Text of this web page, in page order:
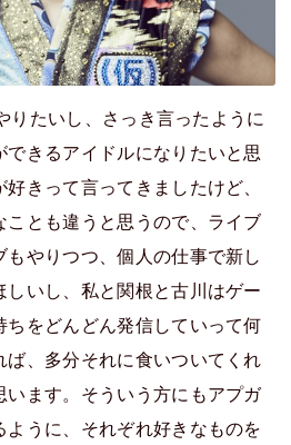
りたいし、さっき言ったように
きるアイドルになりたいと思
きって言ってきましたけど、
ことも違うと思うので、ライブ
やりつつ、個人の仕事で新し
しいし、私と関根と古川はゲー
をどんどん発信していって何
、多分それに食いついてくれ
います。そういう方にもアプガ
うに、それぞれ好きなものを